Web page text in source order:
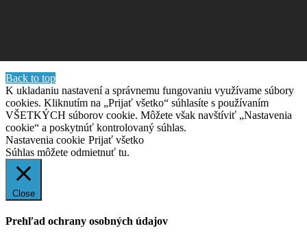
Back to top
K ukladaniu nastavení a správnemu fungovaniu využívame súbory
cookies. Kliknutím na „Prijať všetko“ súhlasíte s používaním
VŠETKÝCH súborov cookie. Môžete však navštíviť „Nastavenia
cookie“ a poskytnúť kontrolovaný súhlas.
Nastavenia cookie Prijať všetko
Súhlas môžete odmietnuť tu.
Close
Prehľad ochrany osobných údajov